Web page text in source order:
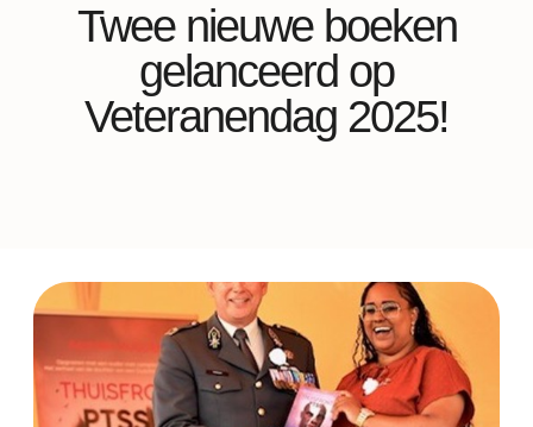
Twee nieuwe boeken
gelanceerd op
Veteranendag 2025!